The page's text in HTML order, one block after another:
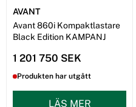
AVANT
Avant 860i Kompaktlastare
Black Edition KAMPANJ
1 201 750 SEK
Produkten har utgått
LÄS MER